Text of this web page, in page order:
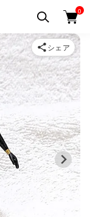
0
シェア